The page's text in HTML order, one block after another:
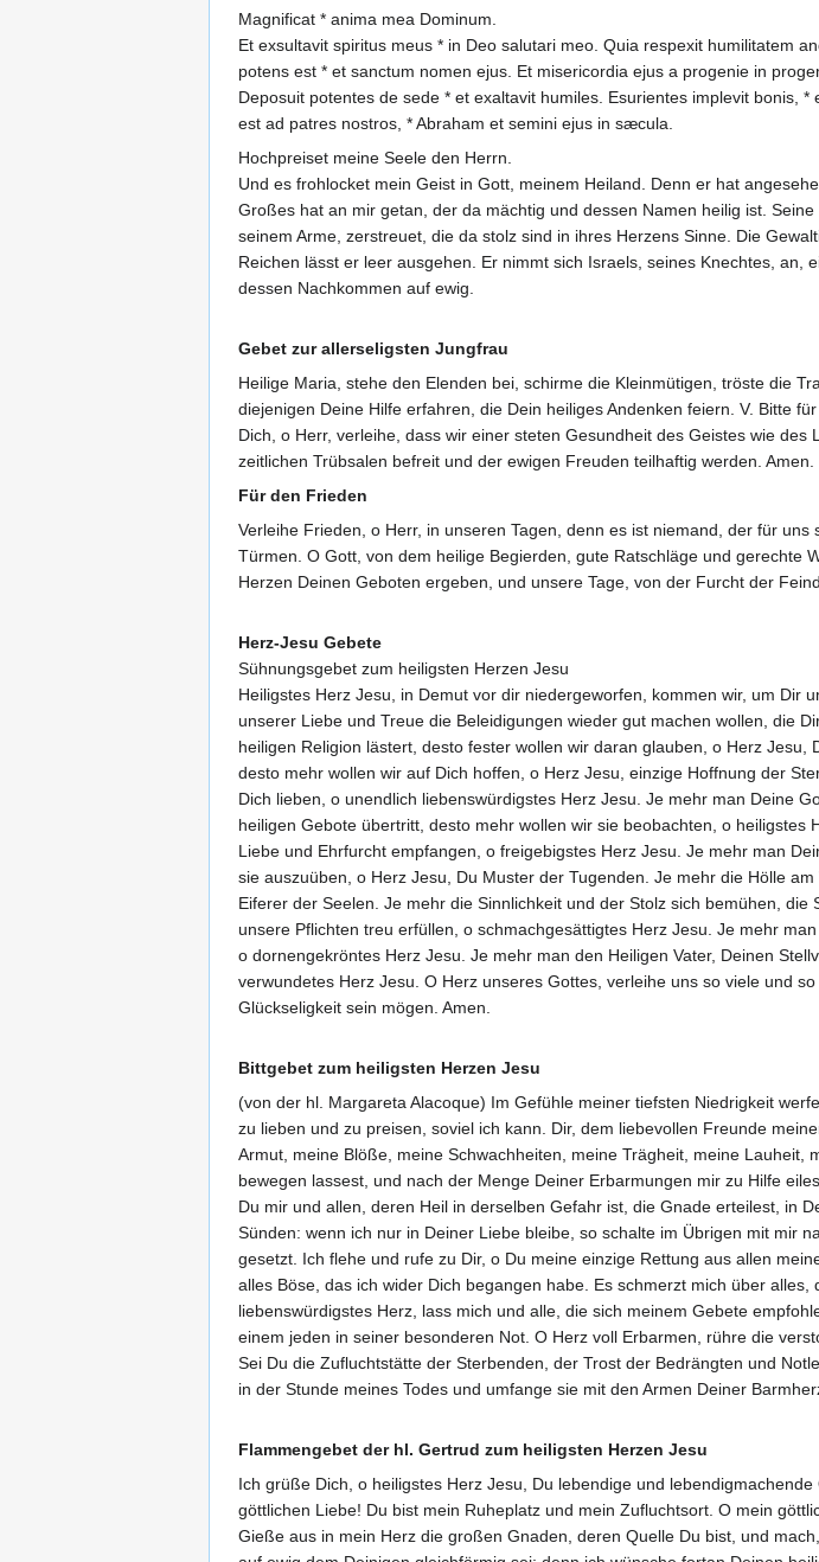
Magnificat * anima mea Dominum.
Et exsultavit spiritus meus * in Deo salutari meo. Quia respexit humilitatem
potens est * et sanctum nomen ejus. Et misericordia ejus a progenie in
Deposuit potentes de sede * et exaltavit humiles. Esurientes implevit
est ad patres nostros, * Abraham et semini ejus in sæcula.
Hochpreiset meine Seele den Herrn.
Und es frohlocket mein Geist in Gott, meinem Heiland. Denn er hat
Großes hat an mir getan, der da mächtig und dessen Namen heilig ist.
seinem Arme, zerstreuet, die da stolz sind in ihres Herzens Sinne. Die
Reichen lässt er leer ausgehen. Er nimmt sich Israels, seines Knechtes,
dessen Nachkommen auf ewig.
Gebet zur allerseligsten Jungfrau
Heilige Maria, stehe den Elenden bei, schirme die Kleinmütigen, tröste die
diejenigen Deine Hilfe erfahren, die Dein heiliges Andenken feiern. V. Bitte
Dich, o Herr, verleihe, dass wir einer steten Gesundheit des Geistes wie
zeitlichen Trübsalen befreit und der ewigen Freuden teilhaftig werden. Amen.
Für den Frieden
Verleihe Frieden, o Herr, in unseren Tagen, denn es ist niemand, der für
Türmen. O Gott, von dem heilige Begierden, gute Ratschläge und gerechte
Herzen Deinen Geboten ergeben, und unsere Tage, von der Furcht der
Herz-Jesu Gebete
Sühnungsgebet zum heiligsten Herzen Jesu
Heiligstes Herz Jesu, in Demut vor dir niedergeworfen, kommen wir, um Dir
unserer Liebe und Treue die Beleidigungen wieder gut machen wollen, die
heiligen Religion lästert, desto fester wollen wir daran glauben, o Herz
desto mehr wollen wir auf Dich hoffen, o Herz Jesu, einzige Hoffnung der
Dich lieben, o unendlich liebenswürdigstes Herz Jesu. Je mehr man Deine
heiligen Gebote übertritt, desto mehr wollen wir sie beobachten, o
Liebe und Ehrfurcht empfangen, o freigebigstes Herz Jesu. Je mehr man
sie auszuüben, o Herz Jesu, Du Muster der Tugenden. Je mehr die Hölle
Eiferer der Seelen. Je mehr die Sinnlichkeit und der Stolz sich bemühen,
unsere Pflichten treu erfüllen, o schmachgesättigtes Herz Jesu. Je mehr
o dornengekröntes Herz Jesu. Je mehr man den Heiligen Vater, Deinen
verwundetes Herz Jesu. O Herz unseres Gottes, verleihe uns so viele und
Glückseligkeit sein mögen. Amen.
Bittgebet zum heiligsten Herzen Jesu
(von der hl. Margareta Alacoque) Im Gefühle meiner tiefsten Niedrigkeit
zu lieben und zu preisen, soviel ich kann. Dir, dem liebevollen Freunde
Armut, meine Blöße, meine Schwachheiten, meine Trägheit, meine
bewegen lassest, und nach der Menge Deiner Erbarmungen mir zu Hilfe
Du mir und allen, deren Heil in derselben Gefahr ist, die Gnade erteilest, in
Sünden: wenn ich nur in Deiner Liebe bleibe, so schalte im Übrigen mit mir
gesetzt. Ich flehe und rufe zu Dir, o Du meine einzige Rettung aus allen
alles Böse, das ich wider Dich begangen habe. Es schmerzt mich über
liebenswürdigstes Herz, lass mich und alle, die sich meinem Gebete
einem jeden in seiner besonderen Not. O Herz voll Erbarmen, rühre die
Sei Du die Zufluchtstätte der Sterbenden, der Trost der Bedrängten und
in der Stunde meines Todes und umfange sie mit den Armen Deiner
Flammengebet der hl. Gertrud zum heiligsten Herzen Jesu
Ich grüße Dich, o heiligstes Herz Jesu, Du lebendige und
göttlichen Liebe! Du bist mein Ruheplatz und mein Zufluchtsort. O mein
Gieße aus in mein Herz die großen Gnaden, deren Quelle Du bist, und